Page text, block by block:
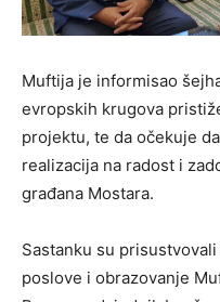
Muftija je informisao
evropskih krugova
projektu, te da očekuje
realizacija na radost i
građana Mostara.
Sastanku su
poslove i obrazovanje